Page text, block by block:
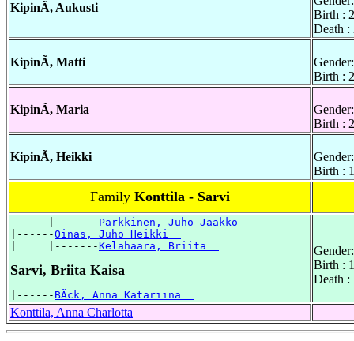
KipinÃ, Aukusti
Birth :
Death :
KipinÃ, Matti
Birth :
KipinÃ, Maria
Birth :
KipinÃ, Heikki
Birth :
Family Konttila - Sarvi
      |-------
Parkkinen, Juho Jaakko
|------Oinas, Juho Heikki
|     |-------Kelahaara, Briita
Sarvi, Briita Kaisa
|------ BÃck, Anna Katariina
Birth :
Death
Konttila, Anna Charlotta